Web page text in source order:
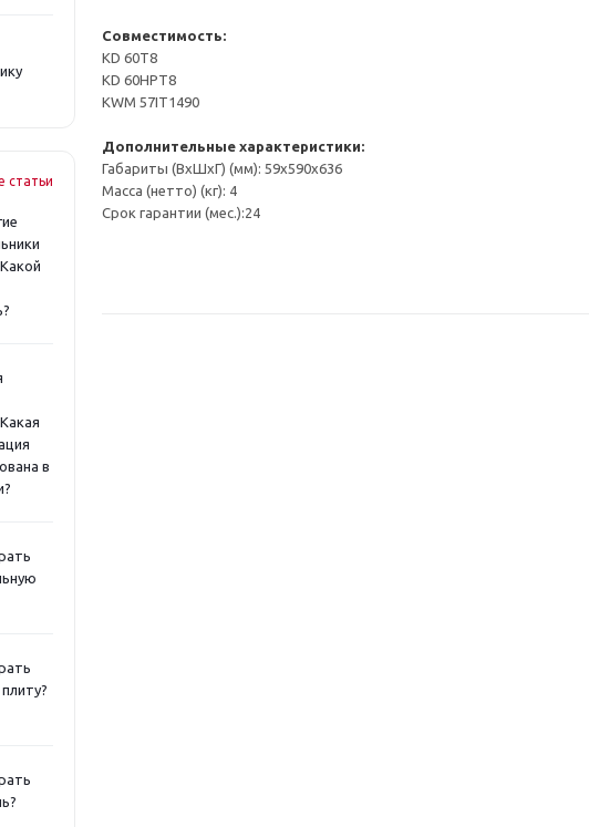
статьи
в
Совместимость:
KD 60T8
KD 60HPT8
KWM 57IT1490
Дополнительные характеристики:
Габариты (ВxШxГ) (мм): 59x590х636
Масса (нетто) (кг): 4
Срок гарантии (мес.):24